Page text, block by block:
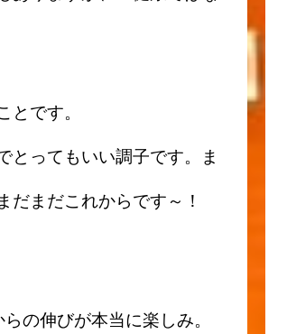
とです。
ってもいい調子です。ま
だまだこれからです～！
の伸びが本当に楽しみ。